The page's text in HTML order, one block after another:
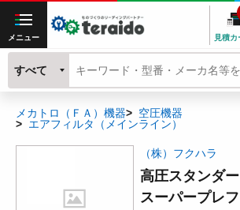
メニュー 見積カ
すべて
メカトロ（ＦＡ）機器
空圧機器
エアフィルタ（メインライン）
（株）フクハラ
高圧スタンダ
スーパープレ